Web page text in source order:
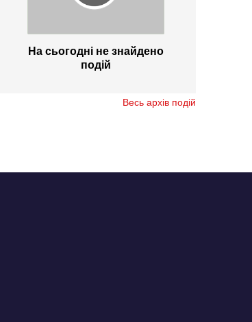
На сьогодні не знайдено
подій
Весь архів подій